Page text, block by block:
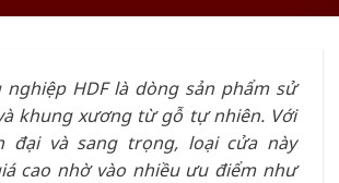
nghiệp HDF là dòng sản phẩm sử
khung xương từ gỗ tự nhiên. Với
đại và sang trọng, loại cửa này
cao nhờ vào nhiều ưu điểm như